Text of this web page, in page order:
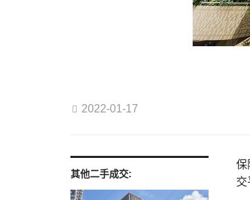
2022-01-17
其他二手成交:
保
交